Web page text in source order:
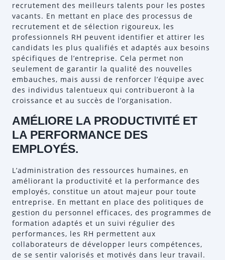
recrutement des meilleurs talents pour les postes
vacants. En mettant en place des processus de
recrutement et de sélection rigoureux, les
professionnels RH peuvent identifier et attirer les
candidats les plus qualifiés et adaptés aux besoins
spécifiques de l’entreprise. Cela permet non
seulement de garantir la qualité des nouvelles
embauches, mais aussi de renforcer l’équipe avec
des individus talentueux qui contribueront à la
croissance et au succès de l’organisation.
AMÉLIORE LA PRODUCTIVITÉ ET
LA PERFORMANCE DES
EMPLOYÉS.
L’administration des ressources humaines, en
améliorant la productivité et la performance des
employés, constitue un atout majeur pour toute
entreprise. En mettant en place des politiques de
gestion du personnel efficaces, des programmes de
formation adaptés et un suivi régulier des
performances, les RH permettent aux
collaborateurs de développer leurs compétences,
de se sentir valorisés et motivés dans leur travail.